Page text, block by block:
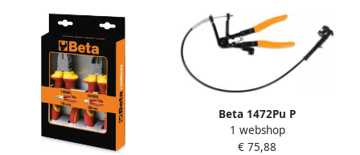
Beta 1472Pu P
Combinatietang 014720121
1 webshop
€ 75,88